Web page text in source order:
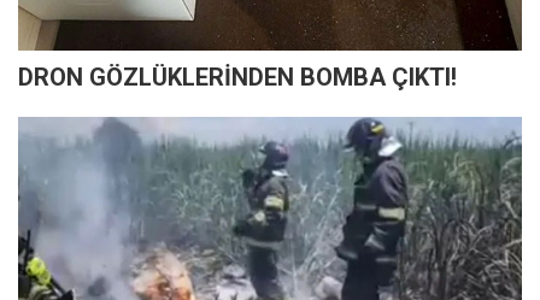
DRON GÖZLÜKLERİNDEN BOMBA ÇIKTI!